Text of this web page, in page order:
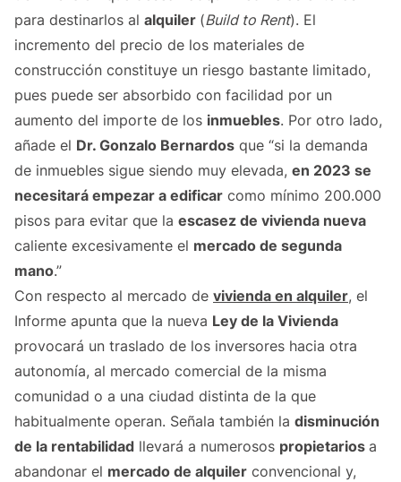
para destinarlos al alquiler (Build to Rent). El
incremento del precio de los materiales de
construcción constituye un riesgo bastante limitado,
pues puede ser absorbido con facilidad por un
aumento del importe de los inmuebles. Por otro lado,
añade el Dr. Gonzalo Bernardos que “si la demanda
de inmuebles sigue siendo muy elevada, en 2023 se
necesitará empezar a edificar como mínimo 200.000
pisos para evitar que la escasez de vivienda nueva
caliente excesivamente el mercado de segunda
mano.”
Con respecto al mercado de vivienda en alquiler, el
Informe apunta que la nueva Ley de la Vivienda
provocará un traslado de los inversores hacia otra
autonomía, al mercado comercial de la misma
comunidad o a una ciudad distinta de la que
habitualmente operan. Señala también la disminución
de la rentabilidad llevará a numerosos propietarios a
abandonar el mercado de alquiler convencional y,